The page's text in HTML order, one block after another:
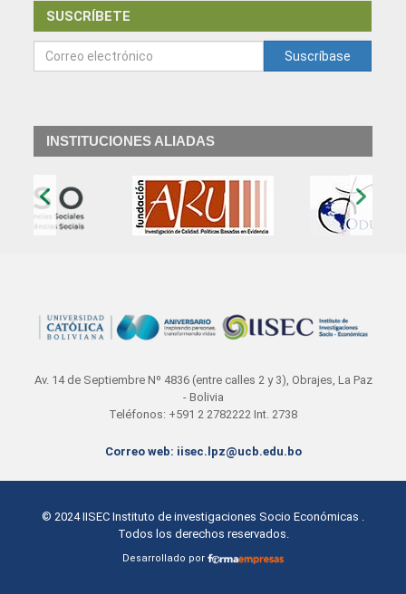
SUSCRÍBETE
Suscríbase
INSTITUCIONES ALIADAS
Av. 14 de Septiembre Nº 4836 (entre calles 2 y 3), Obrajes, La Paz
- Bolivia
Teléfonos: +591 2 2782222 Int. 2738
Correo web: iisec.lpz@ucb.edu.bo
© 2024IISEC Instituto de investigaciones Socio Económicas .
Todos los derechos reservados.
Desarrollado por